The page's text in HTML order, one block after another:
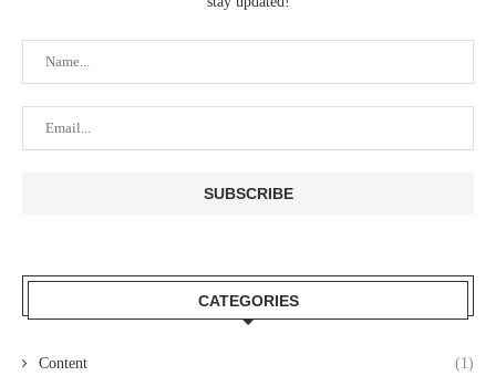
CATEGORIES
Content (1)